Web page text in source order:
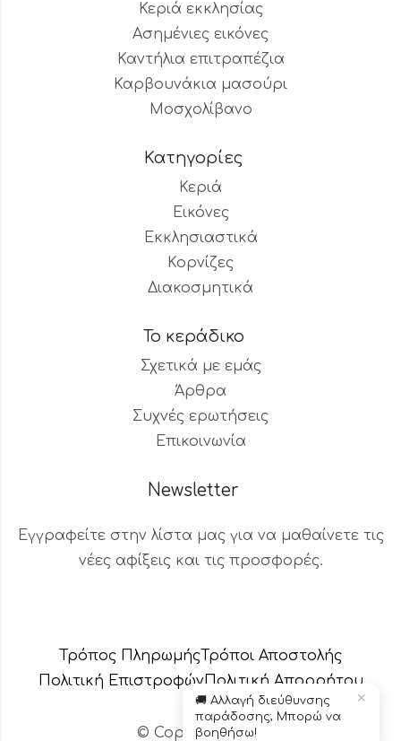
Κεριά εκκλησίας
Ασημένιες εικόνες
Καντήλια επιτραπέζια
Καρβουνάκια μασούρι
Μοσχολίβανο
Κατηγορίες
Κεριά
Εικόνες
Εκκλησιαστικά
Κορνίζες
Διακοσμητικά
Το κεράδικο
Σχετικά με εμάς
Άρθρα
Συχνές ερωτήσεις
Επικοινωνία
Newsletter
Εγγραφείτε στην λίστα μας για να μαθαίνετε τις
νέες αφίξεις και τις προσφορές.
Τρόπος Πληρωμής Τρόποι Αποστολής
Πολιτική ΕπιστροφώνΠολιτική Aπορρήτου
© Copyright 2024 – Το κεράδικο
✕
🚚 Αλλαγή διεύθυνσης
παράδοσης; Μπορώ να
βοηθήσω!